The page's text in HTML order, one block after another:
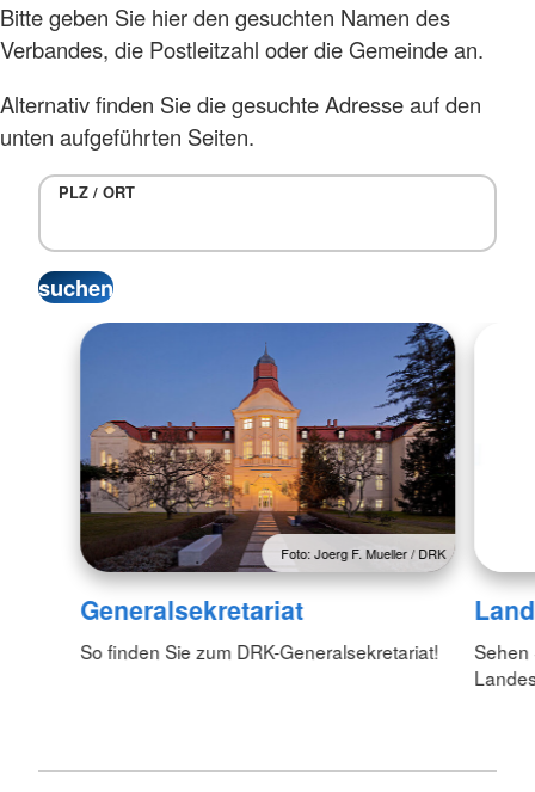
Bitte geben Sie hier den gesuchten Namen des
Verbandes, die Postleitzahl oder die Gemeinde an.
Alternativ finden Sie die gesuchte Adresse auf den
unten aufgeführten Seiten.
PLZ / ORT
Foto: Joerg F. Mueller / DRK
Generalsekretariat
So finden Sie zum DRK-Generalsekretariat!
Sehen